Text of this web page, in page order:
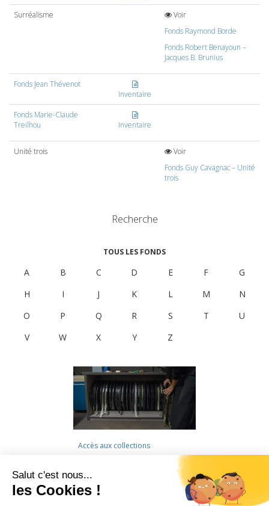
Surréalisme
Voir
Fonds Raymond Borde
Fonds Robert Benayoun –
Jacques B. Brunius
Fonds Jean Thévenot
Inventaire
Fonds Marie-Claude
Treilhou
Inventaire
Unité trois
Voir
Fonds Guy Cavagnac – Unité
trois
Recherche
TOUS LES FONDS
A B C D E F
G
H
I J K L M
N
O
P Q R S T
U
V
W X Y Z
Accès aux collections